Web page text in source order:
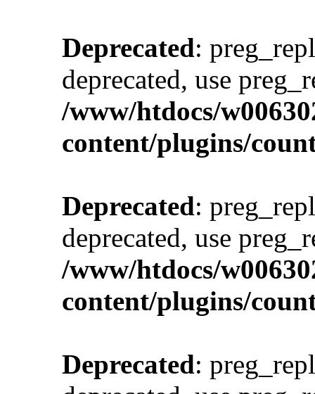
Deprecated:
deprecated, use
/www/htdocs/
content/plugins/
Deprecated:
deprecated, use
/www/htdocs/
content/plugins/
Deprecated: